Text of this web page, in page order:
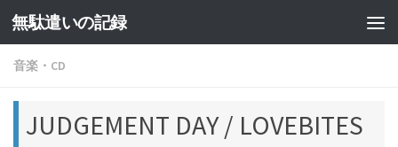
コンテンツへスキップ
無駄遣いの記録
音楽・CD
JUDGEMENT DAY / LOVEBITES